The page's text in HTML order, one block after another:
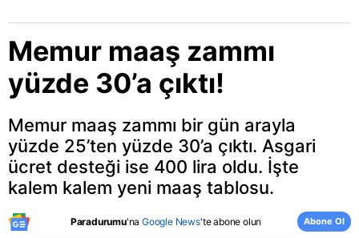
Memur maaş zammı
yüzde 30’a çıktı!
Memur maaş zammı bir gün arayla
yüzde 25’ten yüzde 30’a çıktı. Asgari
ücret desteği ise 400 lira oldu. İşte
kalem kalem yeni maaş tablosu.
Paradurumu'naGoogle News'te abone olun Abone Ol